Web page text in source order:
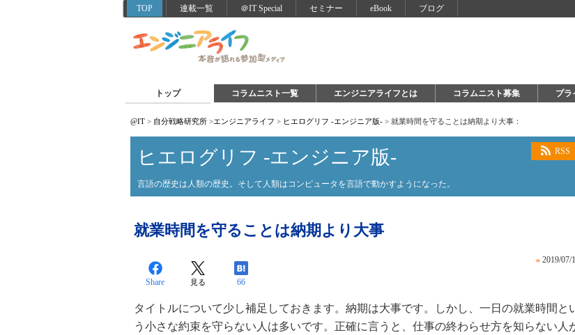
TOP 連載一覧 ＠IT Special セミナー eBook ブログ
トップ コラムニスト一覧 エンジニアライフとは コラムニスト募集 プラ
@IT > 自分戦略研究所 >エンジニアライフ > ヒエログリフ -エンジニア版- > 就業時間を守ることは納期より大事：
RSS
ヒエログリフ -エンジニア版-
言語の歴史は人類の歴史。そして人類はコンピュータを言語で動かすようになった。
就業時間を守ることは納期より大事
» 2019/07/
Share 見る 66
タイトルについて少し補足しておきます。納期は大事です。しかし、一日の就業時間と
う小さな約束を守らない人は多いです。正確に言うと、仕事の終わらせ方を知らない人